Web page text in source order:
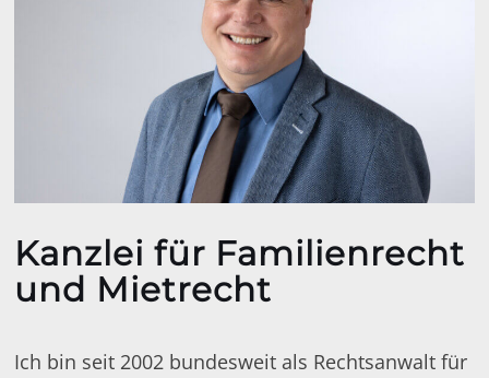
Kanzlei für Familienrecht
und Mietrecht
Ich bin seit 2002 bundesweit als Rechtsanwalt für